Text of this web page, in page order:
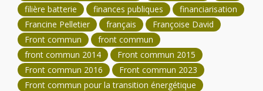
filière batterie
finances publiques
financiarisation
Francine Pelletier
français
Françoise David
Front commun
front commun
front commun 2014
Front commun 2015
Front commun 2016
Front commun 2023
Front commun pour la transition énergétique